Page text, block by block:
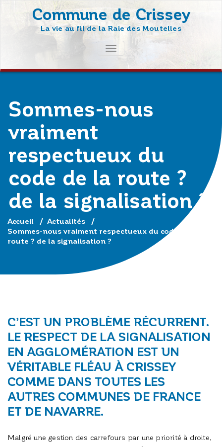
Commune de Crissey
La vie au fil de la Raie des Moutelles
AFFICHER/MASQUER
LA
NAVIGATION
Sommes-nous
vraiment
respectueux du
code de la route ?
de la signalisation ?
Accueil / Actualités /
Sommes-nous vraiment respectueux du code de la
route ? de la signalisation ?
C’EST UN PROBLÈME RÉCURRENT.
LE RESPECT DE LA SIGNALISATION
EN AGGLOMÉRATION EST UN
VÉRITABLE FLÉAU À CRISSEY
COMME DANS TOUTES LES
AUTRES COMMUNES DE FRANCE
ET DE NAVARRE.
Malgré une gestion des carrefours par une priorité à droite,